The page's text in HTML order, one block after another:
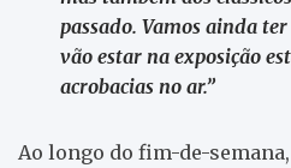
passado. Vamos ainda
vão estar na exposição
acrobacias no ar.”
Ao longo do fim-de-